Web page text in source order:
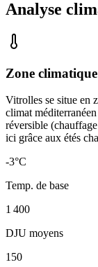
Analyse
Zone climatique
Vitrolles se situe en
climat
réversible
ici grâce aux étés
-3°C
Temp. de base
1 400
DJU moyens
150